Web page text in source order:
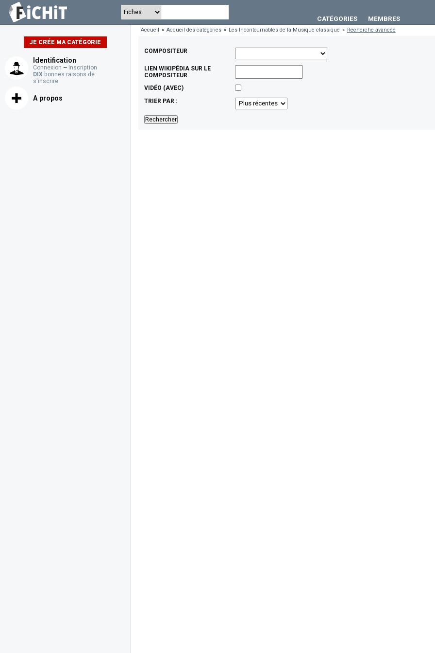
CATÉGORIES MEMBRES
JE CRÉE MA CATÉGORIE
Identification
Connexion ~ Inscription
DIX bonnes raisons de
s'inscrire
A propos
Accueil » Accueil des catégories » Les Incontournables de la Musique classique » Recherche avancée
COMPOSITEUR
LIEN WIKIPÉDIA SUR LE
COMPOSITEUR
VIDÉO (AVEC)
TRIER PAR :